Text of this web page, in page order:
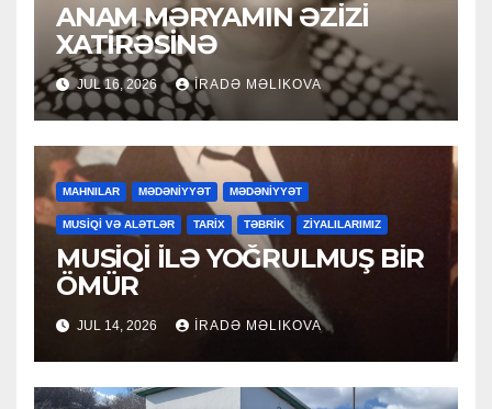
ANAM MƏRYAMIN ƏZİZİ
XATİRƏSİNƏ
JUL 16, 2026 İRADƏ MƏLIKOVA
MAHNILAR MƏDƏNİYYƏT MƏDƏNİYYƏT
MUSİQİ VƏ ALƏTLƏR TARİX TƏBRİK ZİYALILARIMIZ
MUSİQİ İLƏ YOĞRULMUŞ BİR
ÖMÜR
JUL 14, 2026 İRADƏ MƏLIKOVA